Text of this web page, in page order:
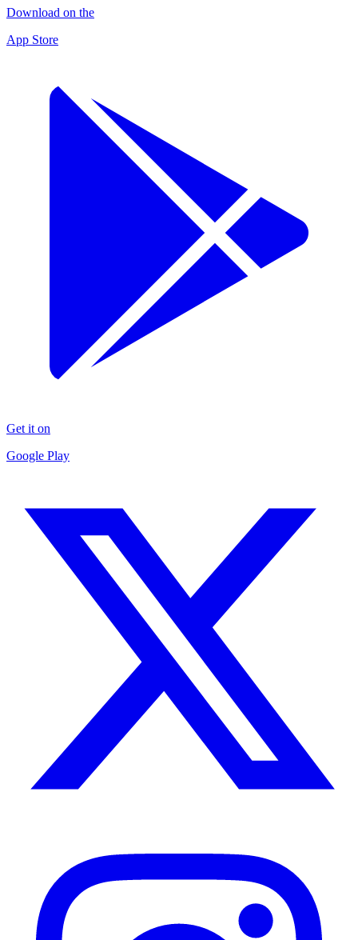
Download on the
App Store
Get it on
Google Play